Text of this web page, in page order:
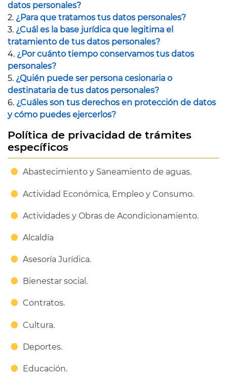
datos personales?
2. ¿Para que tratamos tus datos personales?
3. ¿Cuál es la base jurídica que legitima el
tratamiento de tus datos personales?
4. ¿Por cuánto tiempo conservamos tus datos
personales?
5. ¿Quién puede ser persona cesionaria o
destinataria de tus datos personales?
6. ¿Cuáles son tus derechos en protección de datos
y cómo puedes ejercerlos?
Política de privacidad de trámites
específicos
Abastecimiento y Saneamiento de aguas.
Actividad Económica, Empleo y Consumo.
Actividades y Obras de Acondicionamiento.
Alcaldía
Asesoría Jurídica.
Bienestar social.
Contratos.
Cultura.
Deportes.
Educación.